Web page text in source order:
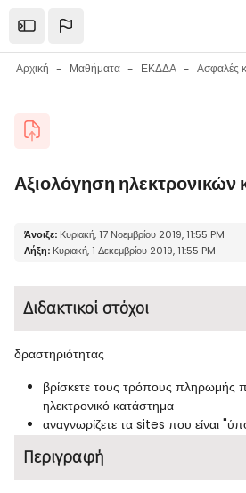
Open the sidebar
Αρχική Μαθήματα ΕΚΔΔΑ Ασφαλές
Μπλοκ
Αξιολόγηση ηλεκτρονικών
Μπλοκ
Απαιτήσεις ολοκλήρωσης
Άνοιξε: Κυριακή, 17 Νοεμβρίου 2019, 11:55 PM
Λήξη: Κυριακή, 1 Δεκεμβρίου 2019, 11:55 PM
Διδακτικοί στόχοι
δραστηριότητας
βρίσκετε τους τρόπους πληρωμής
ηλεκτρονικό κατάστημα
αναγνωρίζετε τα sites που είναι
Περιγραφή